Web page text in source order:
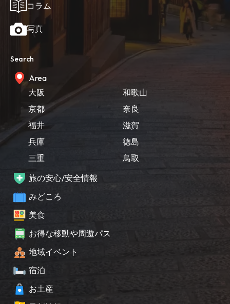
コラム
写真
Search
Area
大阪
京都
福井
兵庫
三重
和歌山
奈良
滋賀
徳島
鳥取
旅の安心/安全情報
みどころ
美食
お得な移動や周遊パス
地域イベント
宿泊
お土産